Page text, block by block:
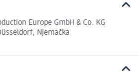
Europe GmbH & Co. KG
Njemačka